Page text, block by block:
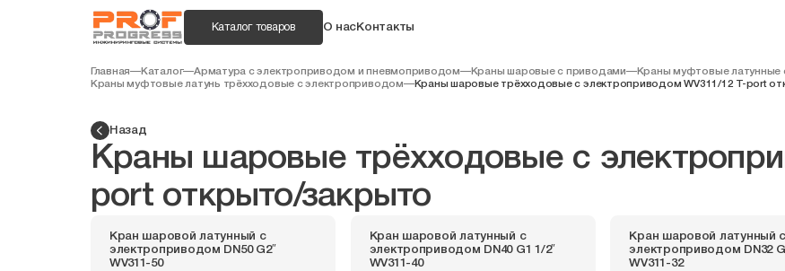
Каталог товаров О насКонтакты
Главная—Каталог—Арматура с электроприводом и пневмоприводом—Краны шаровые с приводами—Краны муфтовые латунные
Краны муфтовые латунь трёхходовые с электроприводом—Краны шаровые трёхходовые с электроприводом WV311/12 T-port
Назад
Краны шаровые трёхходовые с
port открыто/закрыто
Кран шаровой латунный с
электроприводом DN50 G2″
WV311-50
Кран шаровой латунный с
электроприводом DN40 G1 1/2″
WV311-40
Кран шаровой латунный с
электроприводом DN32
WV311-32